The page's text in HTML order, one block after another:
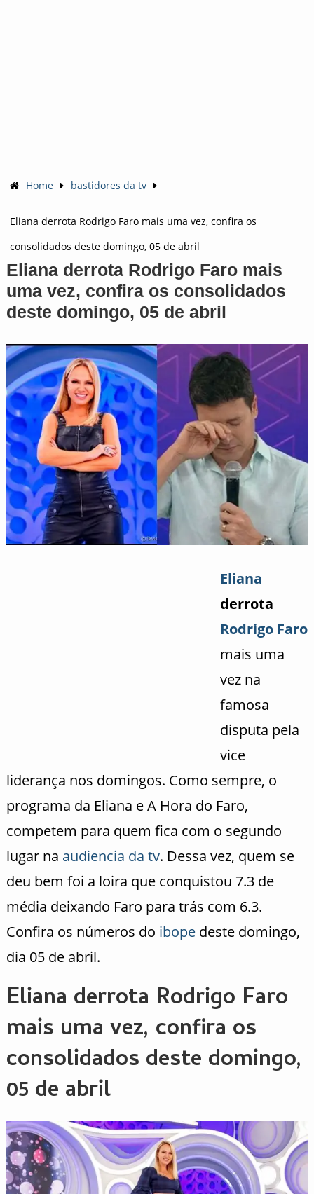
Home bastidores da tv
Eliana derrota Rodrigo Faro mais uma vez, confira os
consolidados deste domingo, 05 de abril
Eliana derrota Rodrigo Faro mais
uma vez, confira os consolidados
deste domingo, 05 de abril
Eliana
derrota
Rodrigo Faro
mais uma
vez na
famosa
disputa pela
vice
liderança nos domingos. Como sempre, o
programa da Eliana e A Hora do Faro,
competem para quem fica com o segundo
lugar na audiencia da tv. Dessa vez, quem se
deu bem foi a loira que conquistou 7.3 de
média deixando Faro para trás com 6.3.
Confira os números do ibopedeste domingo,
dia 05 de abril.
Eliana derrota Rodrigo Faro
mais uma vez, confira os
consolidados deste domingo,
05 de abril